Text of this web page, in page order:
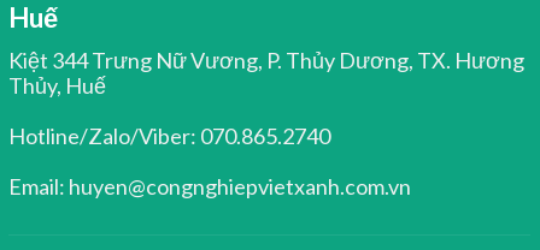
Huế
Kiệt 344 Trưng Nữ Vương, P. Thủy Dương, TX. Hương
Thủy, Huế
Hotline/Zalo/Viber: 070.865.2740
Email: huyen@congnghiepvietxanh.com.vn